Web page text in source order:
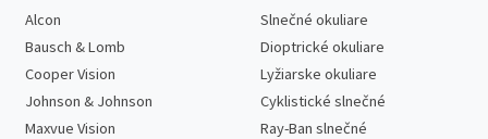
Alcon
Bausch & Lomb
Cooper Vision
Johnson & Johnson
Maxvue Vision
Slnečné okuliare
Dioptrické okuliare
Lyžiarske okuliare
Cyklistické slnečné
Ray-Ban slnečné